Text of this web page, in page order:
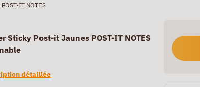
POST-IT NOTES
Sticky Post-it Jaunes POST-IT NOTES
détaillée